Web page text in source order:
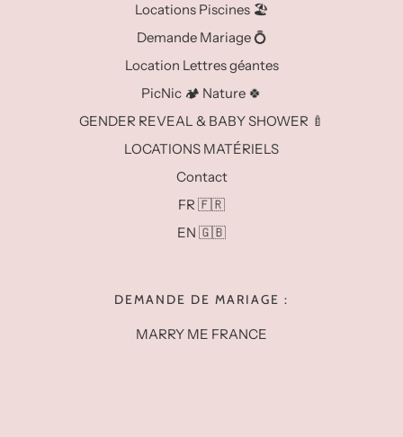
Locations Piscines 🏖️
Demande Mariage 💍
Location Lettres géantes
PicNic 🏕️ Nature 🍀
GENDER REVEAL & BABY SHOWER 🍼
LOCATIONS MATÉRIELS
Contact
FR 🇫🇷
EN 🇬🇧
DEMANDE DE MARIAGE :
MARRY ME FRANCE